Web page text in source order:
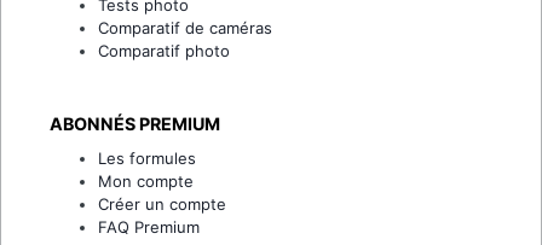
Tests photo
Comparatif de caméras
Comparatif photo
ABONNÉS PREMIUM
Les formules
Mon compte
Créer un compte
FAQ Premium